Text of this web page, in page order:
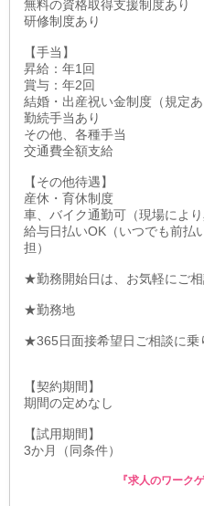
無料の資格取得支援制度あり
研修制度あり
【手当】
昇給：年1回
賞与：年2回
結婚・出産祝い金制度（規定あ
勤続手当あり
その他、各種手当
交通費全額支給
【その他待遇】
産休・育休制度
車、バイク通勤可（現場により
給与日払いOK（いつでも前払
担）
★勤務開始日は、お気軽にご
★勤務地
★365日面接希望日ご相談に乗
【契約期間】
期間の定めなし
【試用期間】
3か月（同条件）
『求人のワーク